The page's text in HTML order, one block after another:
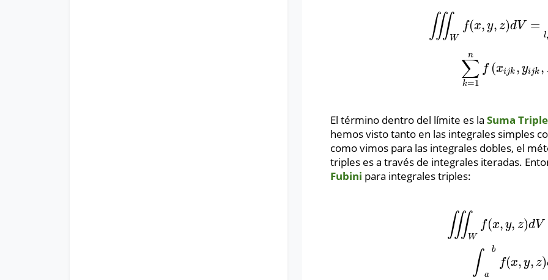
∭W
f(x, y, z)dV =
l,
∑
k=1
n
f (xijk , yijk ,
)dV= liml,m,n→∞∑i=1l∑
El término dentro del límite es la Suma
hemos visto tanto en las integrales simples
como vimos para las integrales dobles, el
triples es a través de integrales iteradas.
Fubini para integrales triples:
∭W
f(x, y, z)dV
∫ b
a
f(x, y, z)
W f( x z)dV=∫e f∫cd∫a